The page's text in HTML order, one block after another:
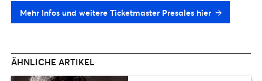
Mehr Infos und weitere Ticketmaster Presales hier
ÄHNLICHE ARTIKEL